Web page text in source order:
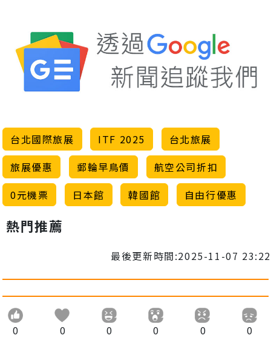
台北國際旅展 ITF 2025
台北旅展
旅展優惠
郵輪早鳥價
航空公司折扣
0元機票
日本館 韓國館 自由行優惠
熱門推薦
最後更新時間:2025-11-07 23:22
0 0 0 0 0 0